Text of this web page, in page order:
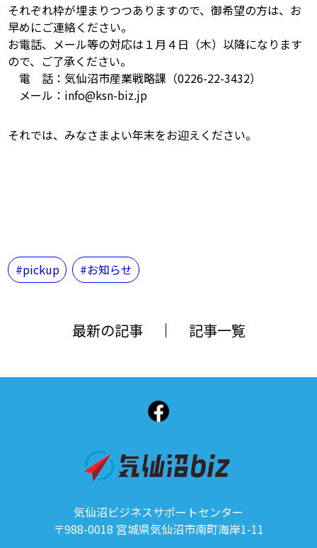
それぞれ枠が埋まりつつありますので、御希望の方は、お
早めにご連絡ください。
お電話、メール等の対応は１月４日（木）以降になります
ので、ご了承ください。
電 話：気仙沼市産業戦略課（0226-22-3432）
メール：info@ksn-biz.jp
それでは、みなさまよい年末をお迎えください。
pickup お知らせ
最新の記事 記事一覧
気仙沼ビジネスサポートセンター
〒988-0018 宮城県気仙沼市南町海岸1-11